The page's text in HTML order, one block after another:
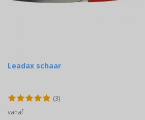
Leadax schaar
(3)
vanaf